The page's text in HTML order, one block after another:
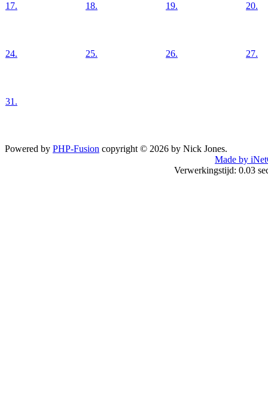
17. 18. 19. 20.
24. 25. 26. 27.
31.
Powered by PHP-Fusion copyright © 2026 by Nick Jones.
Made by
Verwerkingstijd: 0.03